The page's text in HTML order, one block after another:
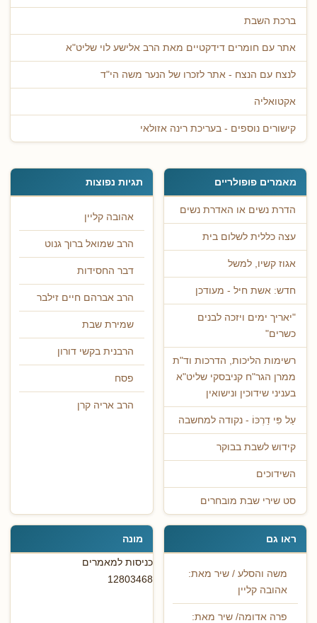
ברכת השבת
אתר עם חומרים דידקטיים מאת הרב אלישע לוי שליט"א
לנצח עם הנצח - אתר לזכרו של הנער משה הי"ד
אקטואליה
קישורים נוספים - בעריכת רינה אזולאי
מאמרים פופולריים
הדרת נשים או האדרת נשים
עצה כללית לשלום בית
אגוז קשיו, למשל
חדש: אשת חיל - מעודכן
"יאריך ימים ויזכה לבנים
כשרים"
רשימות הליכות, הדרכות וד"ת
ממרן הגר"ח קניבסקי שליט"א
בעניני שידוכין ונישואין
עַל פִּי דַרְכּוֹ - נקודה למחשבה
קידוש לשבת בבוקר
השידוכים
סט שירי שבת מובחרים
תגיות נפוצות
אהובה קליין
הרב שמואל ברוך גנוט
דבר החסידות
הרב אברהם חיים זילבר
שמירת שבת
הרבנית בקשי דורון
פסח
הרב אריה קרן
ראו גם
משה והסלע / שיר מאת:
אהובה קליין
פרה אדומה/ שיר מאת:
מונה
כניסות למאמרים
12803468